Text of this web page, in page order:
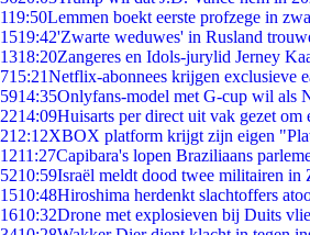
119:50Lemmen boekt eerste profzege in
1519:42'Zwarte weduwes' in Rusland
1318:20Zangeres en Idols-jurylid Jerney
715:21Netflix-abonnees krijgen exclusieve
5914:35Onlyfans-model met G-cup wil als
2214:09Huisarts per direct uit vak gezet
212:12XBOX platform krijgt zijn eigen
1211:27Capibara's lopen Braziliaans
5210:59Israël meldt dood twee militairen
1510:48Hiroshima herdenkt slachtoffers
1610:32Drone met explosieven bij Duits